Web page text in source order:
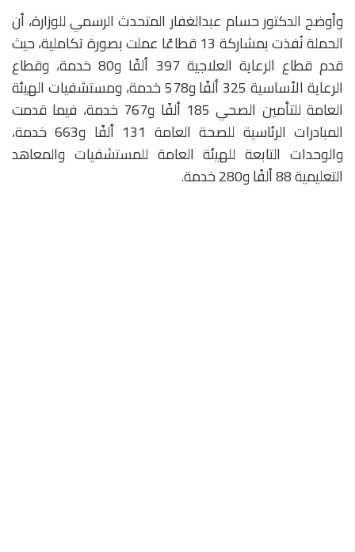
وأوضح الدكتور حسام عبدالغفار المتحدث الرسمي للوزارة، أن
الحملة نُفذت بمشاركة 13 قطاعًا عملت بصورة تكاملية، حيث
قدم قطاع الرعاية العلاجية 397 ألفًا و80 خدمة، وقطاع
الرعاية الأساسية 325 ألفًا و578 خدمة، ومستشفيات الهيئة
العامة للتأمين الصحي 185 ألفًا و767 خدمة، فيما قدمت
المبادرات الرئاسية للصحة العامة 131 ألفًا و663 خدمة،
والوحدات التابعة للهيئة العامة للمستشفيات والمعاهد
التعليمية 88 ألفًا و280 خدمة.